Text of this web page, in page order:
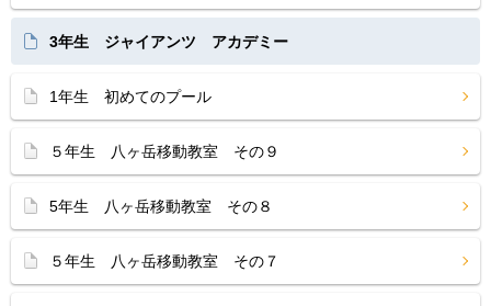
3年生 ジャイアンツ アカデミー
1年生 初めてのプール
５年生 八ヶ岳移動教室 その９
5年生 八ヶ岳移動教室 その８
５年生 八ヶ岳移動教室 その７